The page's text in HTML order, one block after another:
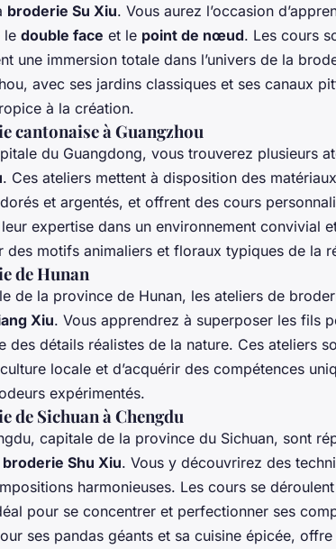
broderie Su Xiu. Vous aurez l’occasion
le double face et le point de nœud. Les cours
une immersion totale dans l’univers de la
avec ses jardins classiques et ses canaux
à la création.
cantonaise à Guangzhou
du Guangdong, vous trouverez plusieurs
. Ces ateliers mettent à disposition des
et argentés, et offrent des cours
expertise dans un environnement convivial
des motifs animaliers et floraux typiques de la
de Hunan
de la province de Hunan, les ateliers de
Xiu. Vous apprendrez à superposer les fils
des détails réalistes de la nature. Ces ateliers
locale et d’acquérir des compétences
expérimentés.
de Sichuan à Chengdu
capitale de la province du Sichuan, sont
broderie Shu Xiu. Vous y découvrirez des
harmonieuses. Les cours se
pour se concentrer et perfectionner ses
ses pandas géants et sa cuisine épicée,